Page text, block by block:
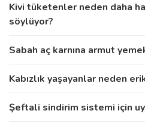
Kivi tüketenler neden daha
söylüyor?
Sabah aç karnına armut
Kabızlık yaşayanlar neden
Şeftali sindirim sistemi için